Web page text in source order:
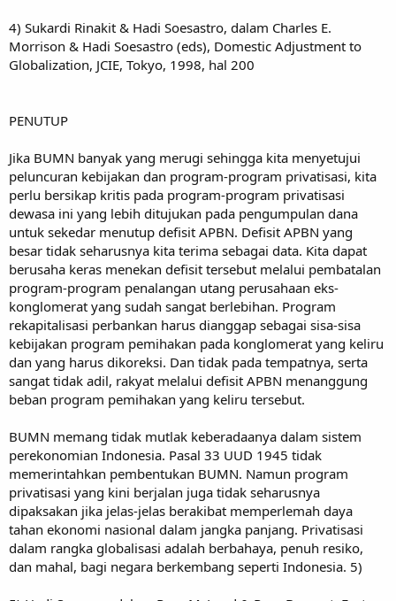
4) Sukardi Rinakit & Hadi Soesastro, dalam Charles E.
Morrison & Hadi Soesastro (eds), Domestic Adjustment to
Globalization, JCIE, Tokyo, 1998, hal 200
PENUTUP
Jika BUMN banyak yang merugi sehingga kita menyetujui
peluncuran kebijakan dan program-program privatisasi, kita
perlu bersikap kritis pada program-program privatisasi
dewasa ini yang lebih ditujukan pada pengumpulan dana
untuk sekedar menutup defisit APBN. Defisit APBN yang
besar tidak seharusnya kita terima sebagai data. Kita dapat
berusaha keras menekan defisit tersebut melalui pembatalan
program-program penalangan utang perusahaan eks-
konglomerat yang sudah sangat berlebihan. Program
rekapitalisasi perbankan harus dianggap sebagai sisa-sisa
kebijakan program pemihakan pada konglomerat yang keliru
dan yang harus dikoreksi. Dan tidak pada tempatnya, serta
sangat tidak adil, rakyat melalui defisit APBN menanggung
beban program pemihakan yang keliru tersebut.
BUMN memang tidak mutlak keberadaanya dalam sistem
perekonomian Indonesia. Pasal 33 UUD 1945 tidak
memerintahkan pembentukan BUMN. Namun program
privatisasi yang kini berjalan juga tidak seharusnya
dipaksakan jika jelas-jelas berakibat memperlemah daya
tahan ekonomi nasional dalam jangka panjang. Privatisasi
dalam rangka globalisasi adalah berbahaya, penuh resiko,
dan mahal, bagi negara berkembang seperti Indonesia. 5)